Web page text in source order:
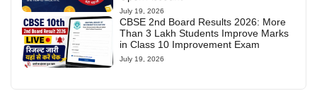
July 19, 2026
CBSE 2nd Board Results 2026: More
Than 3 Lakh Students Improve Marks
in Class 10 Improvement Exam
July 19, 2026